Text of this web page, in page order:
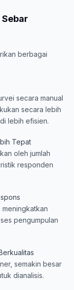
berbagai
secara manual
secara lebih
lebih efisien.
Tepat
oleh jumlah
responden
pengumpulan
semakin besar
dianalisis.